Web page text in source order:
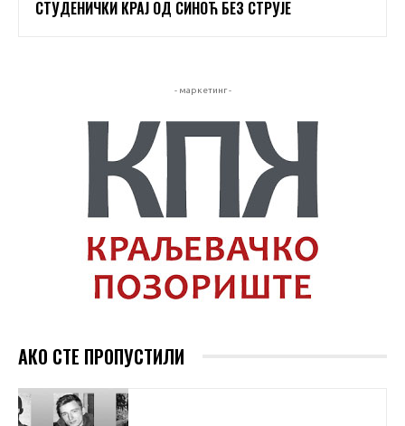
СТУДЕНИЧКИ КРАЈ ОД СИНОЋ БЕЗ СТРУЈЕ
- маркетинг -
АКО СТЕ ПРОПУСТИЛИ